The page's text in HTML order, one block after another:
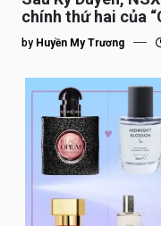
chính thứ hai của
by Huyền My Trương